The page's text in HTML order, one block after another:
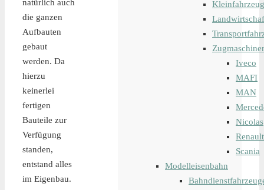
natürlich auch
die ganzen
Aufbauten
gebaut
werden. Da
hierzu
keinerlei
fertigen
Bauteile zur
Verfügung
standen,
entstand alles
im Eigenbau.
Iveco
MAFI
MAN
Nicolas
Renault
Scania
Modelleisenbahn